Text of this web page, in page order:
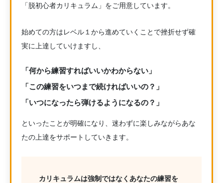
「脱初心者カリキュラム」をご用意しています。
始めての方はレベル１から進めていくことで挫折せず確
実に上達していけますし、
「何から練習すればいいかわからない」
「この練習をいつまで続ければいいの？」
「いつになったら弾けるようになるの？」
といったことが明確になり、迷わずに楽しみながらあな
たの上達をサポートしていきます。
カリキュラムは強制ではなくあなたの練習を